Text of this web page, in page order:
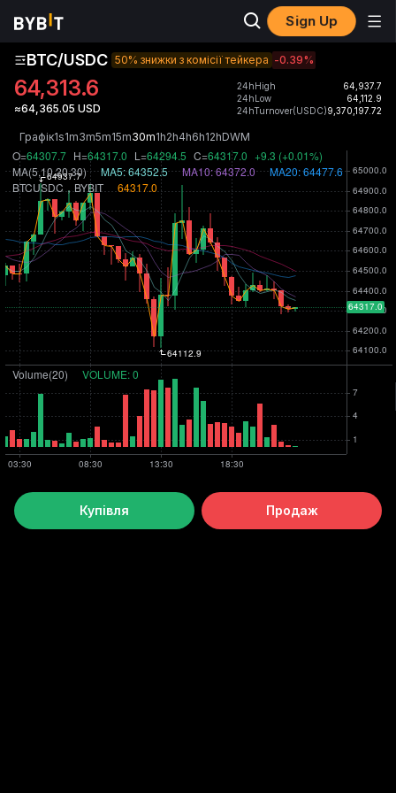
Sign Up
BTC/USDC 50% знижки з комісії тейкера -0.39%
64,313.6
≈64,365.05 USD
24hHigh
64,937.7
24hLow
64,112.9
24hTurnover(USDC)9,370,197.72
Графік1s1m3m5m15m30m1h2h4h6h12hDWM
Купівля Продаж